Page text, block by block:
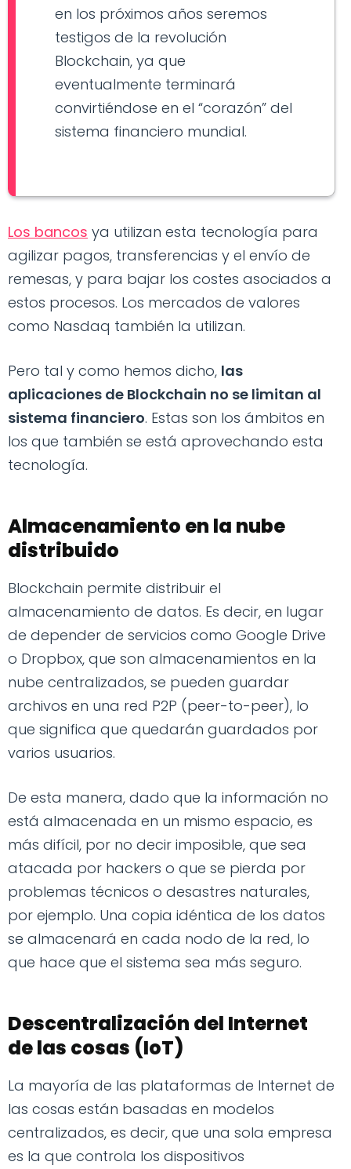
en los próximos años seremos
testigos de la revolución
Blockchain, ya que
eventualmente terminará
convirtiéndose en el “corazón” del
sistema financiero mundial.
Los bancos ya utilizan esta tecnología para
agilizar pagos, transferencias y el envío de
remesas, y para bajar los costes asociados a
estos procesos. Los mercados de valores
como Nasdaq también la utilizan.
Pero tal y como hemos dicho, las
aplicaciones de Blockchain no se limitan al
sistema financiero. Estas son los ámbitos en
los que también se está aprovechando esta
tecnología.
Almacenamiento en la nube
distribuido
Blockchain permite distribuir el
almacenamiento de datos. Es decir, en lugar
de depender de servicios como Google Drive
o Dropbox, que son almacenamientos en la
nube centralizados, se pueden guardar
archivos en una red P2P (peer-to-peer), lo
que significa que quedarán guardados por
varios usuarios.
De esta manera, dado que la información no
está almacenada en un mismo espacio, es
más difícil, por no decir imposible, que sea
atacada por hackers o que se pierda por
problemas técnicos o desastres naturales,
por ejemplo. Una copia idéntica de los datos
se almacenará en cada nodo de la red, lo
que hace que el sistema sea más seguro.
Descentralización del Internet
de las cosas (IoT)
La mayoría de las plataformas de Internet de
las cosas están basadas en modelos
centralizados, es decir, que una sola empresa
es la que controla los dispositivos